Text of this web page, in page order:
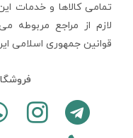
تمامی كالاها و خدمات
لازم از مراجع مربوطه
قوانين جمهوری اسلامی